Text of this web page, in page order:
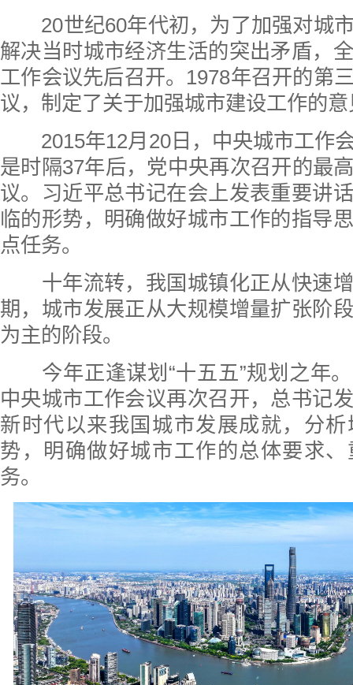
20世纪60年代初，为了加强对城
解决当时城市经济生活的突出矛盾，
工作会议先后召开。1978年召开的第
议，制定了关于加强城市建设工作的
2015年12月20日，中央城市工作
是时隔37年后，党中央再次召开的最
议。习近平总书记在会上发表重要讲
临的形势，明确做好城市工作的指导
点任务。
十年流转，我国城镇化正从快速增
期，城市发展正从大规模增量扩张阶
为主的阶段。
今年正逢谋划“十五五”规划之年。
中央城市工作会议再次召开，总书记
新时代以来我国城市发展成就，分
势，明确做好城市工作的总体要求
务。